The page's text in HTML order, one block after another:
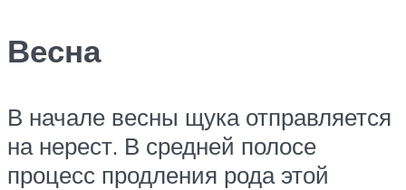
Весна
В начале весны щука отправляется
на нерест. В средней полосе
процесс продления рода этой